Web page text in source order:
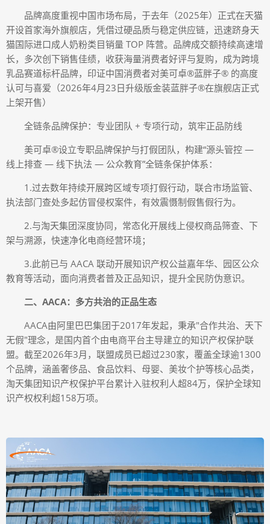
品牌高度重视中国市场布局，于去年（2025年）正式在天猫
开设首家海外旗舰店，凭借过硬品质与稳定供应链，迅速跻身天
猫国际进口成人奶粉类目销量 TOP 阵营。品牌成交额持续高速增
长，多次创下销售佳绩，收获海量消费者好评与复购，成为跨境
乳品赛道标杆品牌，印证中国消费者对美可卓®蓝胖子® 的高度
认可与喜爱（2026年4月23日升级版金装蓝胖子®在旗舰店正式
上架开售）
全链条品牌保护：专业团队 + 专项行动，筑牢正品防线
美可卓®设立专职品牌保护与打假团队，构建“源头管控 —
线上排查 — 线下执法 — 公众教育”全链条保护体系：
1.过去数年持续开展跨区域专项打假行动，联合市场监管、
执法部门查处多起仿冒侵权案件，有效震慑制假售假行为。
2.与淘天集团深度协同，常态化开展线上侵权商品筛查、下
架与溯源，快速净化电商经营环境；
3.此前已与 AACA 联动开展知识产权公益嘉年华、园区公众
教育等活动，面向消费者普及正品知识，提升全民防伪意识。
二、AACA：多方共治的正品生态
AACA由阿里巴巴集团于2017年发起，秉承"合作共治、天下
无假"理念，是国内首个由电商平台主导建立的知识产权保护联
盟。截至2026年3月，联盟成员已超过230家，覆盖全球逾1300
个品牌，涵盖奢侈品、食品饮料、母婴、美妆个护等核心品类，
淘天集团知识产权保护平台累计入驻权利人超84万，保护全球知
识产权权利超158万项。